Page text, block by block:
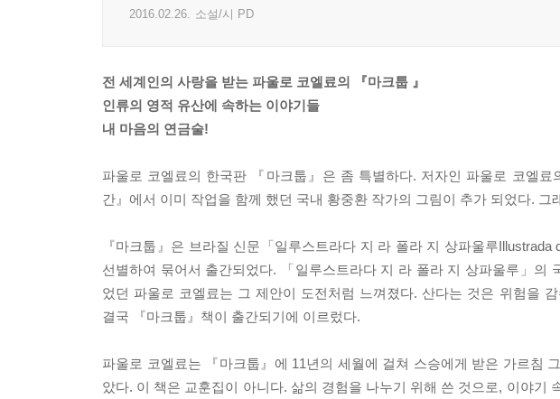
2016.02.26. 소설/시 PD
전 세계인의 사랑을 받는 파울로 코엘료의 『마크툽 』
인류의 영적 유산에 속하는 이야기들
내 마음의 연금술!
파울로 코엘료의 한국판 『마크툽』은 좀 특별하다. 저자인 파울로 코엘
간』에서 이미 작업을 함께 했던 국내 황중환 작가의 그림이 추가 되었다.
『마크툽』은 브라질 신문「일루스트라다 지 라 폴라 지 상파울루
선별하여 묶어서 출간되었다. 「일루스트라다 지 라 폴라 지 상파울루」의
었던 파울로 코엘료는 그 제안이 도전처럼 느껴졌다. 산다는 것은 위험을
결국 『마크툽』책이 출간되기에 이르렀다.
파울로 코엘료는 『마크툽』에 11년의 세월에 걸쳐 스승에게 받은 가르침
았다. 이 책은 교훈집이 아니다. 삶의 경험을 나누기 위해 쓴 것으로, 이야기